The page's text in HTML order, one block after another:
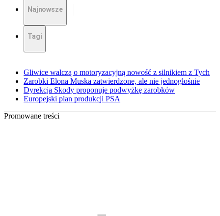
Najnowsze
Tagi
Gliwice walczą o motoryzacyjną nowość z silnikiem z Tych
Zarobki Elona Muska zatwierdzone, ale nie jednogłośnie
Dyrekcja Skody proponuje podwyżkę zarobków
Europejski plan produkcji PSA
Promowane treści